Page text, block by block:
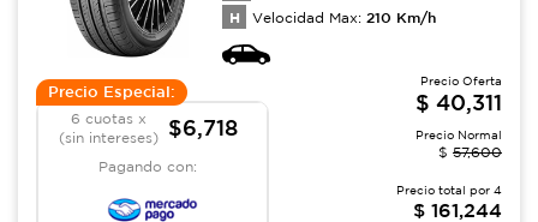
H Velocidad Max: 210 Km/h
Precio Especial:
6 cuotas x
(sin intereses)
$6,718
Pagando con:
Precio Oferta
$ 40,311
Precio Normal
$ 57,600
Precio total por 4
$ 161,244